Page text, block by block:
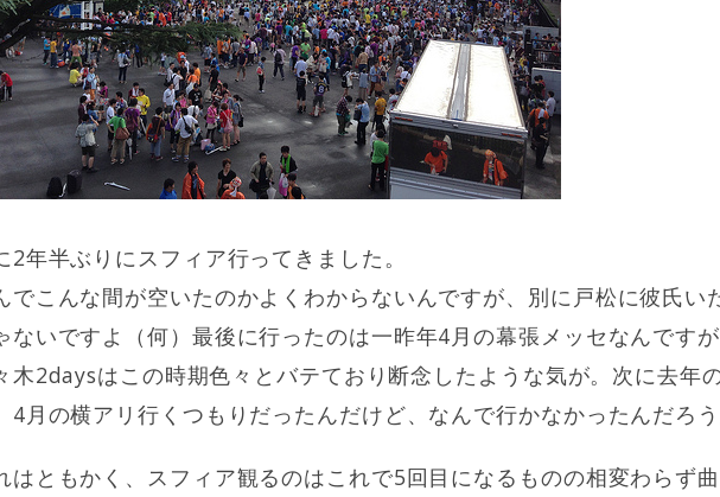
2年半ぶりにスフィア行ってきました。
でこんな間が空いたのかよくわからないんですが、別に戸松に彼氏い
ないですよ（何）最後に行ったのは一昨年4月の幕張メッセなんです
木2daysはこの時期色々とバテており断念したような気が。次に去年
4月の横アリ行くつもりだったんだけど、なんで行かなかったんだろ
はともかく、スフィア観るのはこれで5回目になるものの相変わらず